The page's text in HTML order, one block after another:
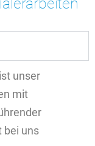
unser
mit
bei uns